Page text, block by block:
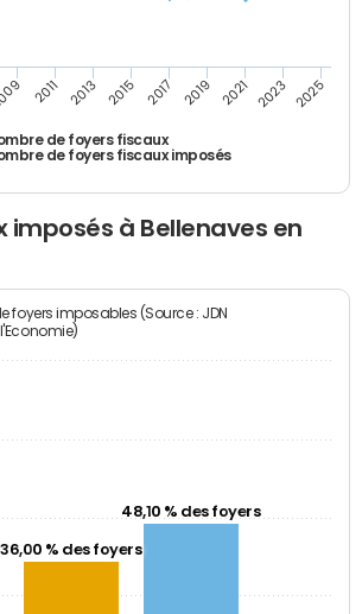
de foyers fiscaux
de foyers fiscaux imposés
2011 2013 2015 2017 2019 2021 2023 2025
imposés à Bellenaves en
foyers imposables (Source : JDN
36,00 % des foyers
48,10 % des foyers